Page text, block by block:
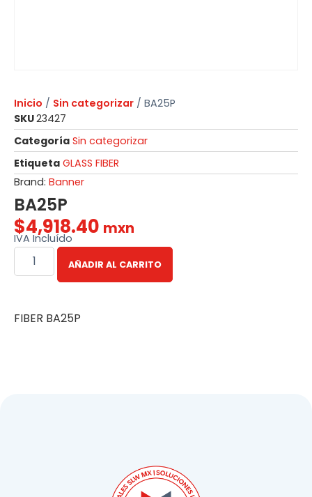
Inicio / Sin categorizar / BA25P
SKU23427
Categoría Sin categorizar
Etiqueta GLASS FIBER
Brand: Banner
BA25P
$4,918.40 mxn
IVA Incluído
AÑADIR AL CARRITO
FIBER BA25P